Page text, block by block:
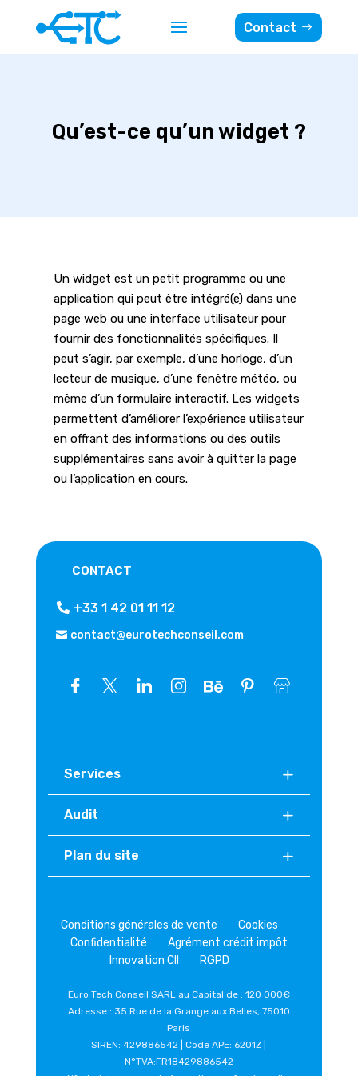
Contact
Qu’est-ce qu’un widget ?
Un widget est un petit programme ou une
application qui peut être intégré(e) dans une
page web ou une interface utilisateur pour
fournir des fonctionnalités spécifiques. Il
peut s’agir, par exemple, d’une horloge, d’un
lecteur de musique, d’une fenêtre météo, ou
même d’un formulaire interactif. Les widgets
permettent d’améliorer l’expérience utilisateur
en offrant des informations ou des outils
supplémentaires sans avoir à quitter la page
ou l’application en cours.
CONTACT
+33 1 42 01 11 12
contact@eurotechconseil.com
Services
Audit
Plan du site
Conditions générales de vente
Cookies
Confidentialité
Agrément crédit impôt
Innovation CII
RGPD
Euro Tech Conseil SARL au Capital de : 120 000€
Adresse : 35 Rue de la Grange aux Belles, 75010
Paris
SIREN: 429886542 | Code APE: 6201Z |
N°TVA:FR18429886542